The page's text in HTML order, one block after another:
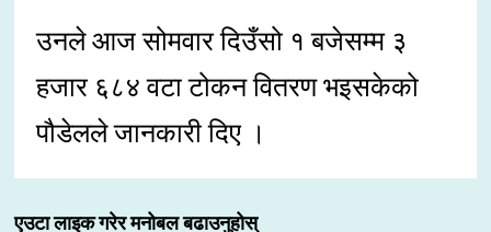
उनले आज सोमवार दिउँसो १ बजेसम्म ३
हजार ६८४ वटा टोकन वितरण भइसकेको
पौडेलले जानकारी दिए ।
एउटा लाइक गरेर मनोबल बढाउनुहोस्